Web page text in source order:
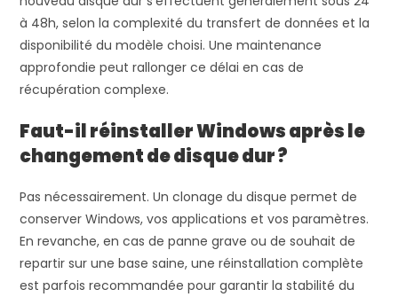
à 48h, selon la complexité du transfert de données et la
disponibilité du modèle choisi. Une maintenance
approfondie peut rallonger ce délai en cas de
récupération complexe.
Faut-il réinstaller Windows après le
changement de disque dur ?
Pas nécessairement. Un clonage du disque permet de
conserver Windows, vos applications et vos paramètres.
En revanche, en cas de panne grave ou de souhait de
repartir sur une base saine, une réinstallation complète
est parfois recommandée pour garantir la stabilité du